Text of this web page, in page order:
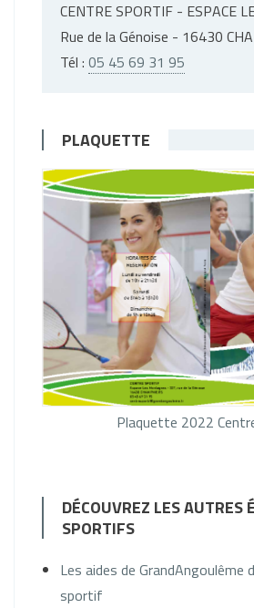
CENTRE SPORTIF - ESPACE
Rue de la Génoise - 16430
Tél :05 45 69 31 95
PLAQUETTE
Plaquette 2022
DÉCOUVREZ LES AUTRES
SPORTIFS
Les aides de GrandAngoulême
sportif